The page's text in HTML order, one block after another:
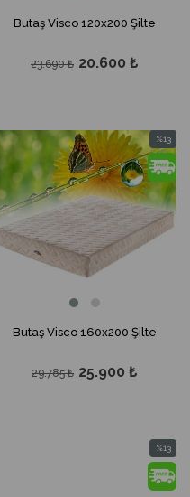
Butaş Visco 120x200 Şilte
20.600 ₺
23.690 ₺
Butaş Visco 160x200 Şilte
25.900 ₺
29.785 ₺
%13
İndirim
%13
İndirim